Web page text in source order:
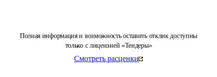
Полная информация и возможность оставить отклик доступны
только с лицензией «Тендеры»
Смотреть расценки